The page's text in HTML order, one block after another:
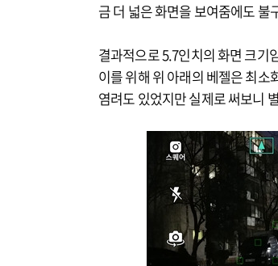
금 더 넓은 화면을 보여줌에도
결과적으로 5.7인치의 화면 크기
이를 위해 위 아래의 베젤은 최소
염려도 있었지만 실제로 써보니